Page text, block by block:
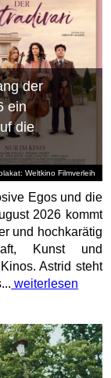
Weltkino Filmverleih
der
ein
die
Egos und die
2026 kommt
und hochkarätig
Kunst und
Astrid steht
weiterlesen